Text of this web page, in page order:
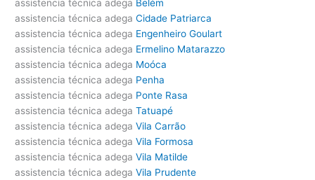
assistencia técnica adega Belém
assistencia técnica adega Cidade Patriarca
assistencia técnica adega Engenheiro Goulart
assistencia técnica adega Ermelino Matarazzo
assistencia técnica adega Moóca
assistencia técnica adega Penha
assistencia técnica adega Ponte Rasa
assistencia técnica adega Tatuapé
assistencia técnica adega Vila Carrão
assistencia técnica adega Vila Formosa
assistencia técnica adega Vila Matilde
assistencia técnica adega Vila Prudente